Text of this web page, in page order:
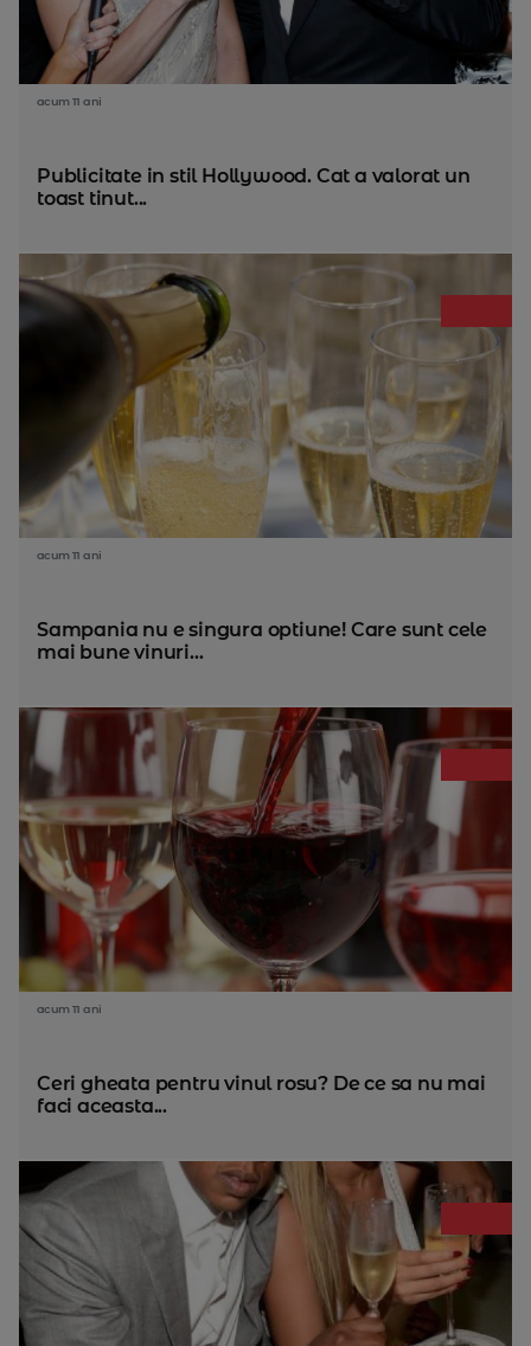
acum 11 ani
Publicitate in stil Hollywood. Cat a valorat un
toast tinut...
acum 11 ani
Sampania nu e singura optiune! Care sunt cele
mai bune vinuri...
acum 11 ani
Ceri gheata pentru vinul rosu? De ce sa nu mai
faci aceasta...